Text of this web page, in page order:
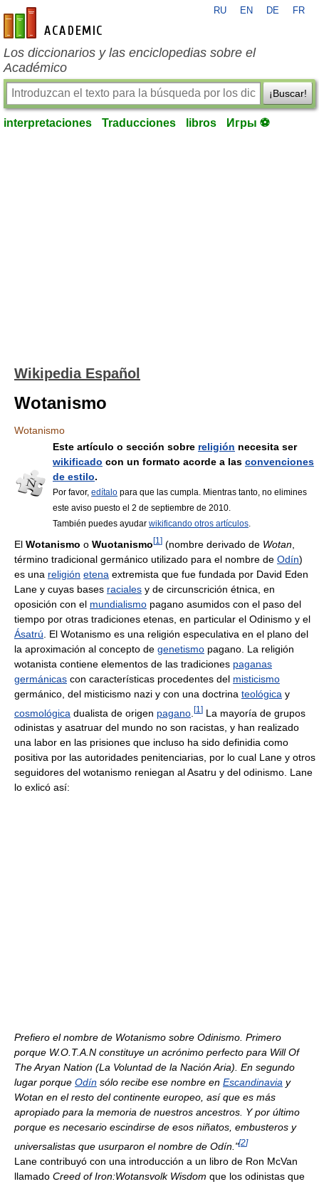
es-academic.com
RU EN DE FR
Los diccionarios y las enciclopedias sobre el
Académico
¡Buscar!
interpretaciones Traducciones libros Игры ⚽
Wikipedia Español
Wotanismo
Wotanismo
Este artículo o sección sobre religión necesita ser
wikificado con un formato acorde a las convenciones
de estilo.
Por favor, edítalo para que las cumpla. Mientras tanto, no elimines
este aviso puesto el 2 de septiembre de 2010.
También puedes ayudar wikificando otros artículos.
El Wotanismo o Wuotanismo[1 ] (nombre derivado de Wotan
término tradicional germánico utilizado para el nombre de Odín)
es una religión etena extremista que fue fundada por David Eden
Lane y cuyas bases raciales y de circunscrición étnica, en
oposición con el mundialismo pagano asumidos con el paso del
tiempo por otras tradiciones etenas, en particular el Odinismo y el
Ásatrú . El Wotanismo es una religión especulativa en el plano del
la aproximación al concepto de genetismo pagano. La religión
wotanista contiene elementos de las tradiciones paganas
germánicas con características procedentes del misticismo
germánico, del misticismo nazi y con una doctrina teológica y
cosmológica dualista de origen pagano [1 ] La mayoría de grupos
odinistas y asatruar del mundo no son racistas, y han realizado
una labor en las prisiones que incluso ha sido definidia como
positiva por las autoridades penitenciarias, por lo cual Lane y otros
seguidores del wotanismo reniegan al Asatru y del odinismo. Lane
lo exlicó así:
Prefiero el nombre de Wotanismo sobre Odinismo. Primero
porque W.O.T.A.N constituye un acrónimo perfecto para Will Of
The Aryan Nation (La Voluntad de la Nación Aria). En segundo
lugar porque Odín sólo recibe ese nombre en Escandinavia y
Wotan en el resto del continente europeo, así que es más
apropiado para la memoria de nuestros ancestros. Y por último
porque es necesario escindirse de esos niñatos, embusteros y
universalistas que usurparon el nombre de Odín."[2]
Lane contribuyó con una introducción a un libro de Ron McVan
llamado Creed of Iron:Wotansvolk Wisdom que los odinistas que